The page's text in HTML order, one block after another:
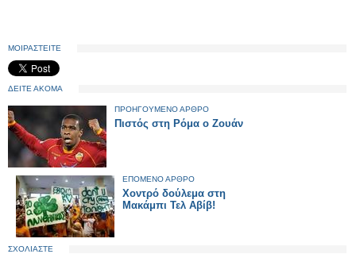
ΜΟΙΡΑΣΤΕΙΤΕ
ΔΕΙΤΕ ΑΚΟΜΑ
ΠΡΟΗΓΟΥΜΕΝΟ ΑΡΘΡΟ
Πιστός στη Ρόμα ο Ζουάν
ΕΠΟΜΕΝΟ ΑΡΘΡΟ
Χοντρό δούλεμα στη
Μακάμπι Τελ Αβίβ!
ΣΧΟΛΙΑΣΤΕ